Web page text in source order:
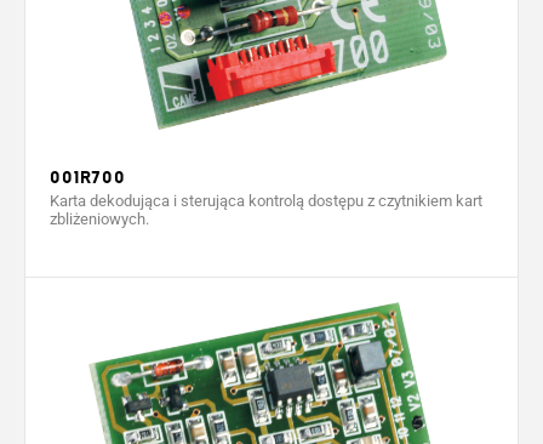
001R700
Karta dekodująca i sterująca kontrolą dostępu z czytnikiem kart
zbliżeniowych.